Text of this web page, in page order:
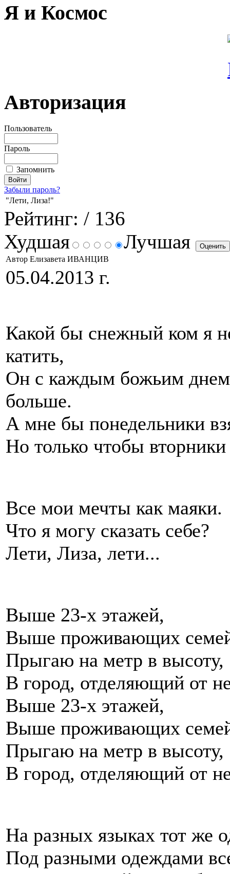
Я и Космос
Авторизация
Пользователь
Пароль
Запомнить
Забыли пароль?
"Лети, Лиза!"
Рейтинг: / 136
Худшая
Лучшая
Автор Елизавета ИВАНЦИВ
05.04.2013 г.
Какой бы снежный ком я
Он с каждым божьим днем
больше.
А мне бы понедельники
Но только чтобы
Все мои мечты как маяки.
Что я могу сказать себе?
Лети, Лиза, лети...
Выше 23-х этажей,
Выше проживающих
Прыгаю на метр в высоту,
В город, отделяющий от
Выше 23-х этажей,
Выше проживающих
Прыгаю на метр в высоту,
В город, отделяющий от
На разных языках тот же
Под разными одеждами